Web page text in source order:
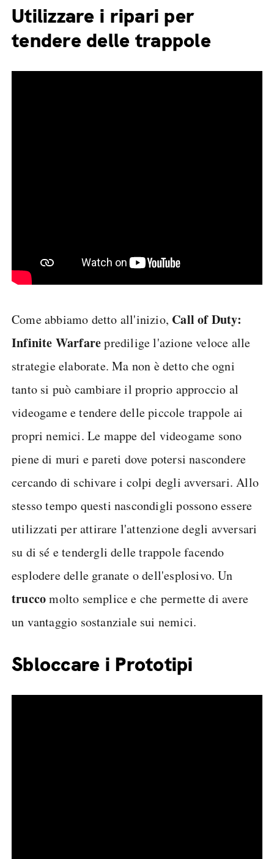
Utilizzare i ripari per
tendere delle trappole
Come abbiamo detto all'inizio, Call of Duty:
Infinite Warfarepredilige l'azione veloce alle
strategie elaborate. Ma non è detto che ogni
tanto si può cambiare il proprio approccio al
videogame e tendere delle piccole trappole ai
propri nemici. Le mappe del videogame sono
piene di muri e pareti dove potersi nascondere
cercando di schivare i colpi degli avversari. Allo
stesso tempo questi nascondigli possono essere
utilizzati per attirare l'attenzione degli avversari
su di sé e tendergli delle trappole facendo
esplodere delle granate o dell'esplosivo. Un
truccomolto semplice e che permette di avere
un vantaggio sostanziale sui nemici.
Sbloccare i Prototipi